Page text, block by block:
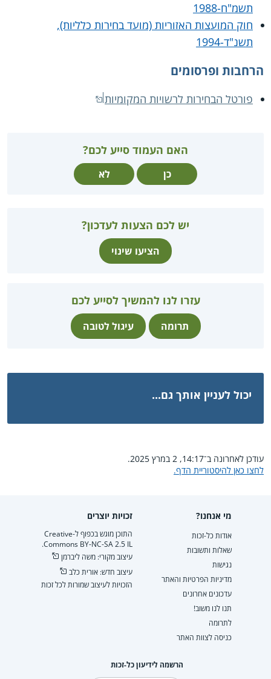
תשמ"ח-1988
חוק המועצות האזוריות (מועד בחירות כלליות),
תשנ"ד-1994
הרחבות ופרסומים
פורטל הבחירות לרשויות המקומיות
האם העמוד סייע לכם?
כן לא
יש לכם הצעות לעדכון?
הציעו שינוי
עזרו לנו להמשיך לסייע לכם
תרומה עיגול לטובה
יכול לעניין אותך גם...
עודכן לאחרונה ב־14:17, 2 במרץ 2025.
לחצו כאן להיסטוריית הדף.
מי אנחנו?
אודות כל-זכות
שאלות ותשובות
נגישות
מדיניות הפרטיות והאתר
עדכונים אחרונים
תנו לנו משוב!
לתרומה
כניסה לצוות האתר
זכויות יוצרים
התוכן מוגש בכפוף ל-Creative
Commons BY-NC-SA 2.5 IL.
עיצוב מקורי: משה ליברמן
עיצוב חדש: אורית כלב
הזכויות לעיצוב שמורות לכל זכות
הרשמה לידיעון כל-זכות